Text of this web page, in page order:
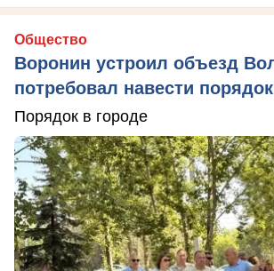
Общество
Воронин устроил объезд
потребовал навести порядок
Порядок в городе